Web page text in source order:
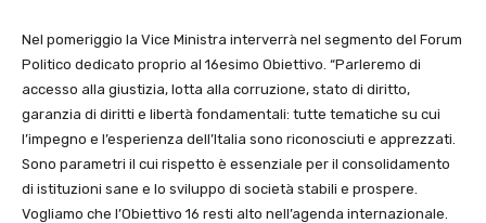
Nel pomeriggio la Vice Ministra interverrà nel segmento del Forum
Politico dedicato proprio al 16esimo Obiettivo. “Parleremo di
accesso alla giustizia, lotta alla corruzione, stato di diritto,
garanzia di diritti e libertà fondamentali: tutte tematiche su cui
l’impegno e l’esperienza dell’Italia sono riconosciuti e apprezzati.
Sono parametri il cui rispetto è essenziale per il consolidamento
di istituzioni sane e lo sviluppo di società stabili e prospere.
Vogliamo che l’Obiettivo 16 resti alto nell’agenda internazionale.